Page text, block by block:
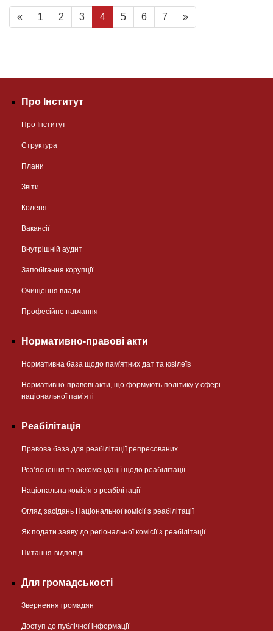
« 1 2 3 4 5 6 7 »
Про Інститут
Про Інститут
Структура
Плани
Звіти
Колегія
Вакансії
Внутрішній аудит
Запобігання корупції
Очищення влади
Професійне навчання
Нормативно-правові акти
Нормативна база щодо пам'ятних дат та ювілеїв
Нормативно-правові акти, що формують політику у сфері
національної памʼяті
Реабілітація
Правова база для реабілітації репресованих
Розʼяснення та рекомендації щодо реабілітації
Національна комісія з реабілітації
Огляд засідань Національної комісії з реабілітації
Як подати заяву до регіональної комісії з реабілітації
Питання-відповіді
Для громадськості
Звернення громадян
Доступ до публічної інформації